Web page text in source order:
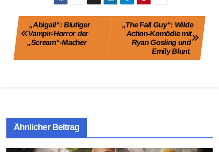
Beitragsnavigation„The Fall Guy“: Wilde
Action-Komödie mit
Ryan Gosling und
Emily Blunt
„Abigail“: Blutiger
Vampir-Horror der
„Scream“-Macher
Ähnlicher Beitrag